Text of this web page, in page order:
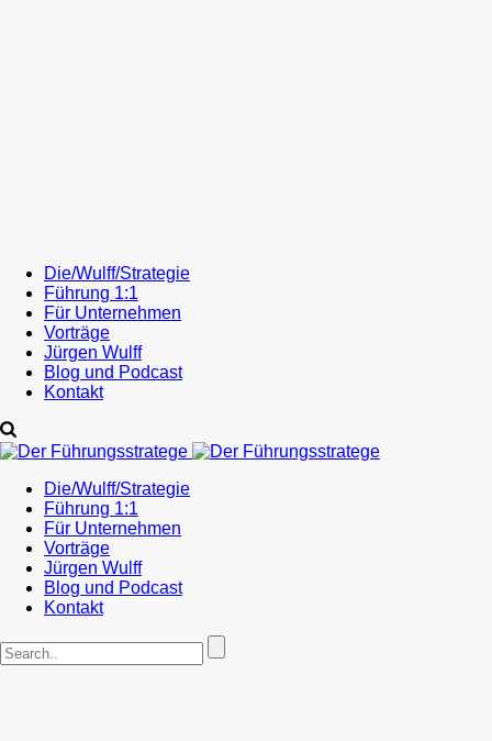
Die/Wulff/Strategie
Führung 1:1
Für Unternehmen
Vorträge
Jürgen Wulff
Blog und Podcast
Kontakt
Die/Wulff/Strategie
Führung 1:1
Für Unternehmen
Vorträge
Jürgen Wulff
Blog und Podcast
Kontakt